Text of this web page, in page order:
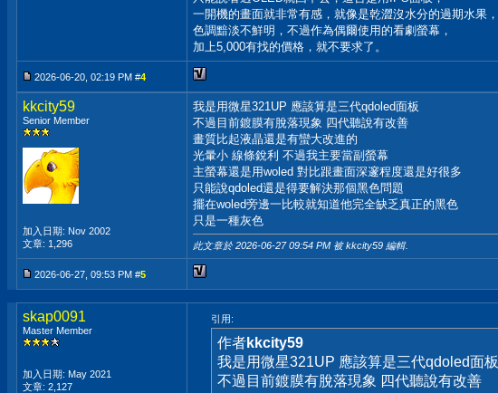
一開機的畫面就非常有感，就像是乾澀沒水分的過期水果，
色調黯淡不鮮明，不過作為偶爾使用的看劇螢幕，
加上5,000有找的價格，就不要求了。
2026-06-20, 02:19 PM #4
kkcity59
Senior Member
加入日期: Nov 2002
文章: 1,296
我是用微星321UP 應該算是三代qdoled面板
不過目前鍍膜有脫落現象 四代聽說有改善
畫質比起液晶還是有蠻大改進的
光暈小 線條銳利 不過我主要當副螢幕
主螢幕還是用woled 對比跟畫面深邃程度還是好很多
只能說qdoled還是得要解決那個黑色問題
擺在woled旁邊一比較就知道他完全缺乏真正的黑色
只是一種灰色
此文章於 2026-06-2709:54 PM 被 kkcity59 編輯.
2026-06-27, 09:53 PM #5
skap0091
Master Member
加入日期: May 2021
文章: 2,127
引用:
作者kkcity59
我是用微星321UP 應該算是三代qdoled面板
不過目前鍍膜有脫落現象 四代聽說有改善